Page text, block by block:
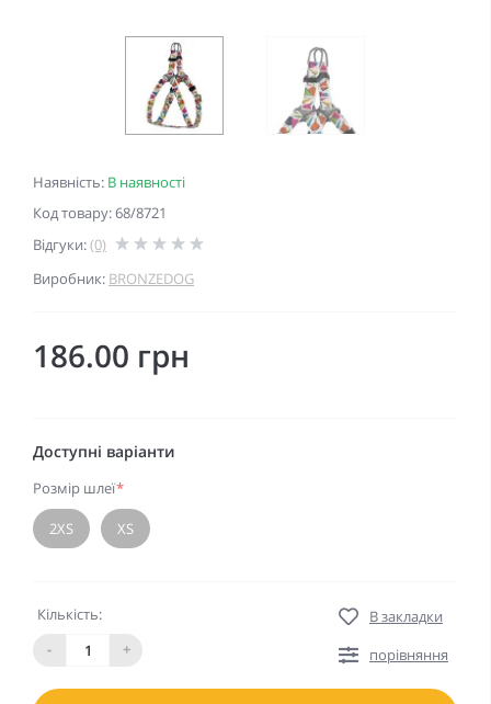
Наявність: В наявності
Код товару: 68/8721
Відгуки:(0)
Виробник: BRONZEDOG
186.00 грн
Доступні варіанти
Розмір шлеї*
2XS XS
Кількість:
-
+
В закладки
порівняння